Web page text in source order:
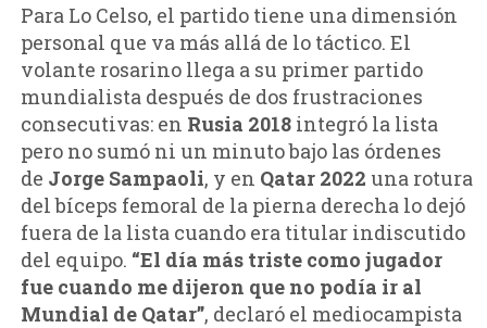
Para Lo Celso, el partido tiene una dimensión
personal que va más allá de lo táctico. El
volante rosarino llega a su primer partido
mundialista después de dos frustraciones
consecutivas: en Rusia 2018integró la lista
pero no sumó ni un minuto bajo las órdenes
de Jorge Sampaoli, y en Qatar 2022 una rotura
del bíceps femoral de la pierna derecha lo dejó
fuera de la lista cuando era titular indiscutido
del equipo. “El día más triste como jugador
fue cuando me dijeron que no podía ir al
Mundial de Qatar”, declaró el mediocampista